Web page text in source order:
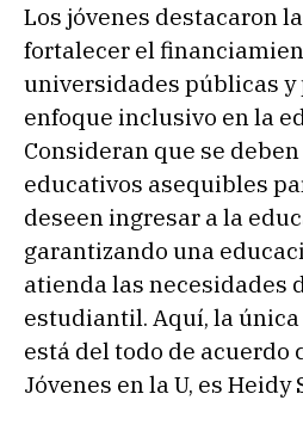
Los jóvenes destacaron
fortalecer el
universidades públicas y
enfoque inclusivo en la
Consideran que se
educativos asequibles
deseen ingresar a la
garantizando una
atienda las necesidades
estudiantil. Aquí, la
está del todo de acuerdo
Jóvenes en la U, es Heidy